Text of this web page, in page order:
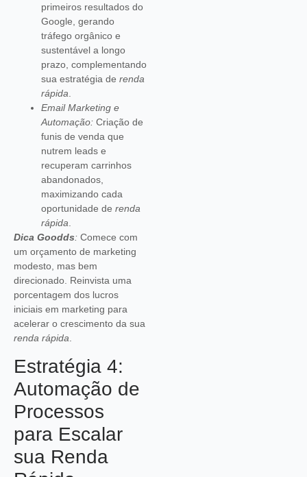
primeiros resultados do
Google, gerando
tráfego orgânico e
sustentável a longo
prazo, complementando
sua estratégia de renda
rápida
Email Marketing e
Automação: Criação de
funis de venda que
nutrem leads e
recuperam carrinhos
abandonados,
maximizando cada
oportunidade de renda
rápida
Dica Goodds: Comece com
um orçamento de marketing
modesto, mas bem
direcionado. Reinvista uma
porcentagem dos lucros
iniciais em marketing para
acelerar o crescimento da sua
renda rápida
Estratégia 4:
Automação de
Processos
para Escalar
sua Renda